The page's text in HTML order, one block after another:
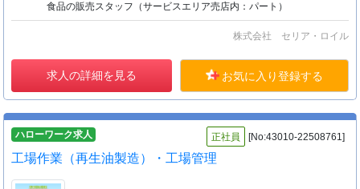
食品の販売スタッフ（サービスエリア売店内：パート）
株式会社 セリア・ロイル
求人の詳細を見る お気に入り登録する
ハローワーク求人 正社員 [No:43010-22508761]
工場作業（再生油製造）・工場管理